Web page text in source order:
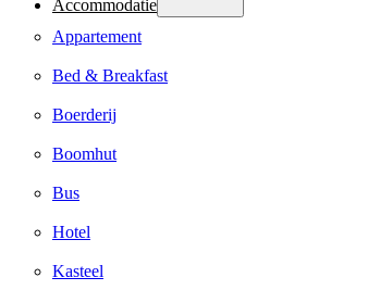
Accommodatie
Appartement
Bed & Breakfast
Boerderij
Boomhut
Bus
Hotel
Kasteel